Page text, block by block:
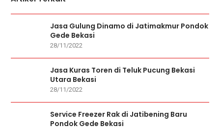
Jasa Gulung Dinamo di Jatimakmur Pondok
Gede Bekasi
28/11/2022
Jasa Kuras Toren di Teluk Pucung Bekasi
Utara Bekasi
28/11/2022
Service Freezer Rak di Jatibening Baru
Pondok Gede Bekasi